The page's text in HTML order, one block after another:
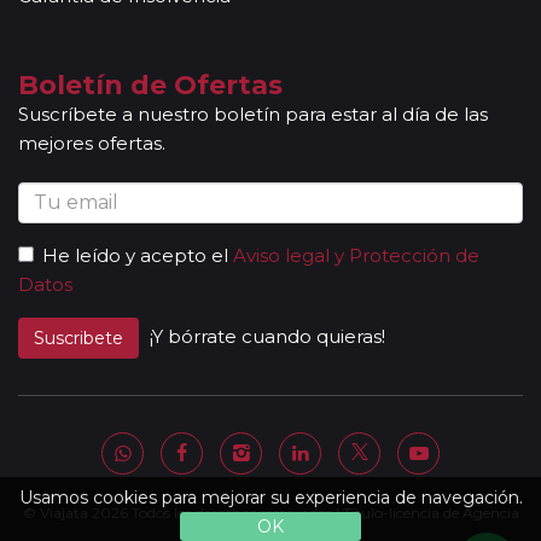
Usamos cookies para mejorar su experiencia de navegación.
OK
viaje, se aceptan reservas a compartir solamente si la
duración del sector es de al menos 7 noches de hotel.
Mayores de 65 años:las personas mayores de 65 años se
beneficiarán de un descuento del 5% en todos los viajes
programados en temporada baja y durante todo el año en
los circuitos marcados con el símbolo "pasajero club".
importe alguno sin tener derecho a servicio alguno
(atención, el seguro tampoco está incluido). Los padres
abonarán directamente los servicios que pudieran precisar y
requieran (cuna, etc.). * De 3 a 8 años: Se les ofrece un
ofrece un descuento del 10 % en el valor del viaje (no valido
para grupos).
Otras notas a tener en cuenta:
Todas nuestras rutas, independientemente del
Boletín de Ofertas
Suscríbete a nuestro boletín para estar al día de las
mejores ofertas.
He leído y acepto el Aviso legal y Protección de
Datos
Suscribete ¡Y bórrate cuando quieras!
© Viajata 2026 Todos los derechos reservados | Título-licencia de Agencia